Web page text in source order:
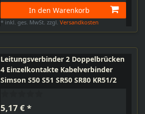
In den Warenkorb
* inkl. ges. MwSt. zzgl.Versandkosten
Leitungsverbinder 2 Doppelbrücken
4 Einzelkontakte Kabelverbinder
Simson S50 S51 SR50 SR80 KR51/2
5,17 € *